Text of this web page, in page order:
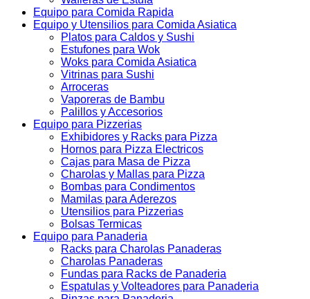
Equipo para Comida Rapida
Equipo y Utensilios para Comida Asiatica
Platos para Caldos y Sushi
Estufones para Wok
Woks para Comida Asiatica
Vitrinas para Sushi
Arroceras
Vaporeras de Bambu
Palillos y Accesorios
Equipo para Pizzerias
Exhibidores y Racks para Pizza
Hornos para Pizza Electricos
Cajas para Masa de Pizza
Charolas y Mallas para Pizza
Bombas para Condimentos
Mamilas para Aderezos
Utensilios para Pizzerias
Bolsas Termicas
Equipo para Panaderia
Racks para Charolas Panaderas
Charolas Panaderas
Fundas para Racks de Panaderia
Espatulas y Volteadores para Panaderia